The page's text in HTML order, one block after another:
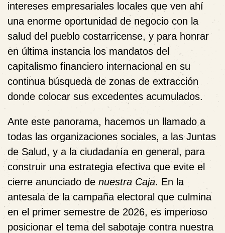
intereses empresariales locales que ven ahí
una enorme oportunidad de negocio con la
salud del pueblo costarricense, y para honrar
en última instancia los mandatos del
capitalismo financiero internacional en su
continua búsqueda de zonas de extracción
donde colocar sus excedentes acumulados.
Ante este panorama, hacemos un llamado a
todas las organizaciones sociales, a las Juntas
de Salud, y a la ciudadanía en general, para
construir una estrategia efectiva que evite el
cierre anunciado de nuestra Caja. En la
antesala de la campaña electoral que culmina
en el primer semestre de 2026, es imperioso
posicionar el tema del sabotaje contra nuestra